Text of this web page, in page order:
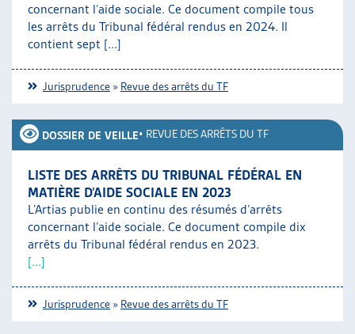
concernant l’aide sociale. Ce document compile tous
les arrêts du Tribunal fédéral rendus en 2024. Il
contient sept [...]
Jurisprudence » Revue des arrêts du TF
DOSSIER DE VEILLE• REVUE DES ARRÊTS DU TF
LISTE DES ARRÊTS DU TRIBUNAL FÉDÉRAL EN
MATIÈRE D’AIDE SOCIALE EN 2023
L’Artias publie en continu des résumés d’arrêts
concernant l’aide sociale. Ce document compile dix
arrêts du Tribunal fédéral rendus en 2023.
[...]
Jurisprudence » Revue des arrêts du TF